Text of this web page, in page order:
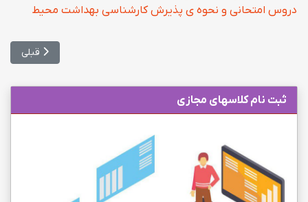
دروس امتحانی و نحوه ی پذیرش کارشناسی بهداشت محیط
مطلب
قبلی
ثبت نام کلاسهای مجازی